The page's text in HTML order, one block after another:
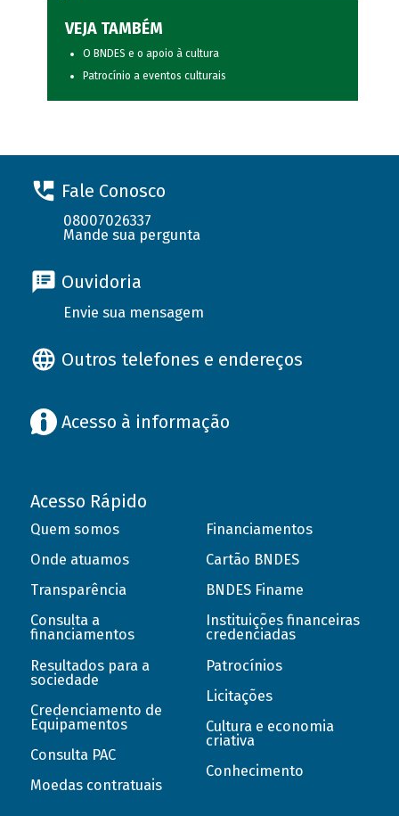
VEJA TAMBÉM
O BNDES e o apoio à cultura
Patrocínio a eventos culturais
Fale Conosco
08007026337
Mande sua pergunta
Ouvidoria
Envie sua mensagem
Outros telefones e endereços
Acesso à informação
Acesso Rápido
Quem somos
Onde atuamos
Transparência
Consulta a
financiamentos
Resultados para a
sociedade
Credenciamento de
Equipamentos
Consulta PAC
Moedas contratuais
Financiamentos
Cartão BNDES
BNDES Finame
Instituições financeiras
credenciadas
Patrocínios
Licitações
Cultura e economia
criativa
Conhecimento